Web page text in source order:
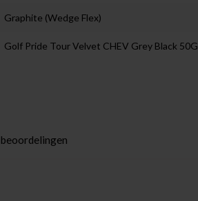
Graphite (Wedge Flex)
Golf Pride Tour Velvet CHEV Grey Black 50G
beoordelingen